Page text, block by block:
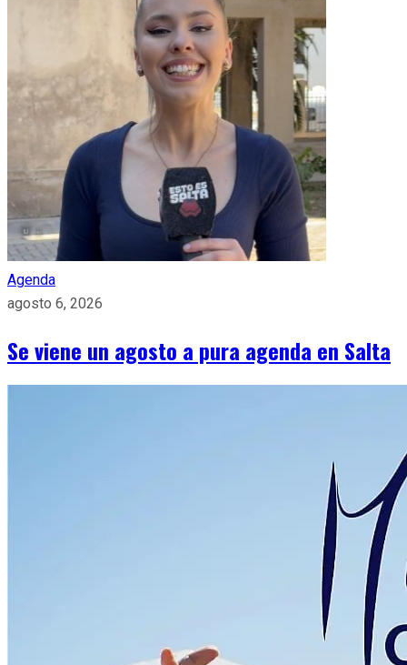
Agenda
agosto 6, 2026
Se viene un agosto a pura agenda en Salta